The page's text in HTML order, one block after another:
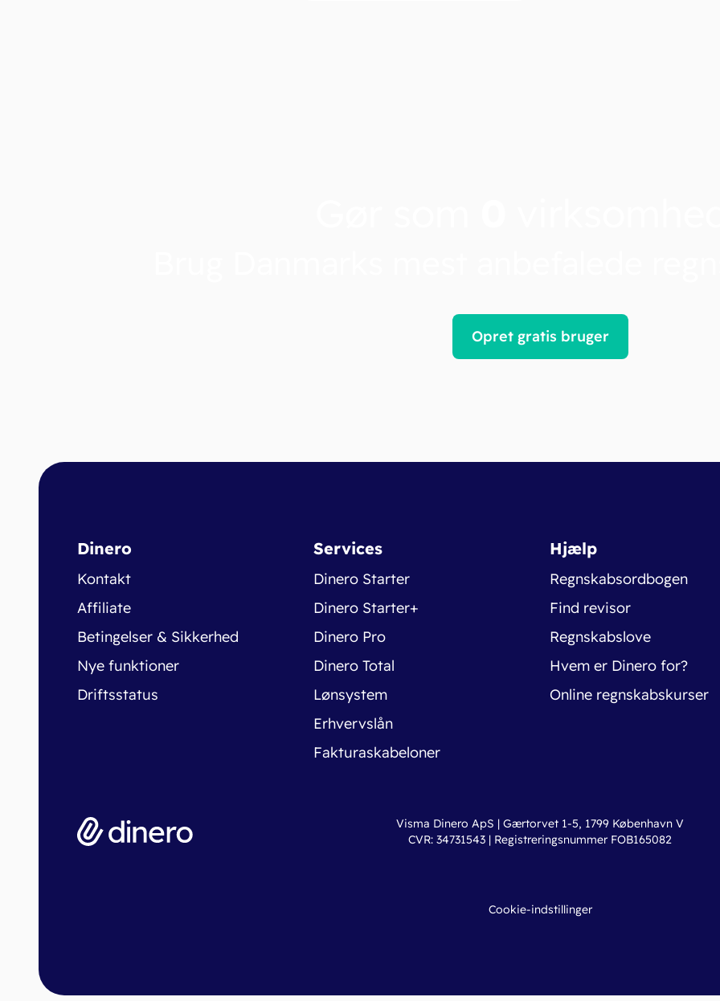
Opret gratis bruger
Dinero
Kontakt
Affiliate
Betingelser & Sikkerhed
Nye funktioner
Driftsstatus
Services
Dinero Starter
Dinero Starter+
Dinero Pro
Dinero Total
Lønsystem
Erhvervslån
Fakturaskabeloner
Hjælp
Regnskabsordbogen
Find revisor
Regnskabslove
Hvem er Dinero for?
Online regnskabskurser
Visma Dinero ApS | Gærtorvet 1-5, 1799 København V
CVR: 34731543 | Registreringsnummer FOB165082
Cookie-indstillinger